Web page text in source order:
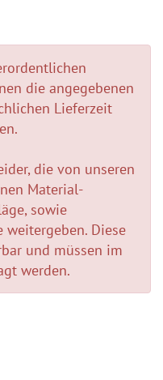
die angegebenen
Lieferzeit
die von unseren
Material-
sowie
weitergeben. Diese
und müssen im
werden.